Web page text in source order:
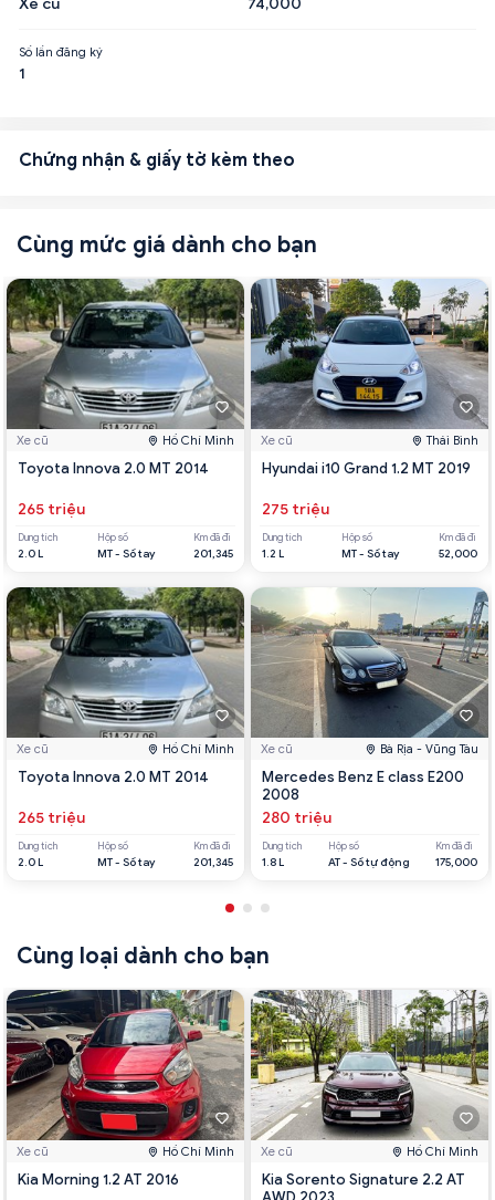
Xe cũ 74,000
Số lần đăng ký
1
Chứng nhận & giấy tờ kèm theo
Cùng mức giá dành cho bạn
Xe cũ Hồ Chí Minh
Toyota Innova 2.0 MT 2014
265 triệu
Dung tích
2.0 L
Hộp số
MT - Số tay
Km đã đi
201,345
Xe cũ Hồ Chí Minh
Toyota Innova 2.0 MT 2014
265 triệu
Dung tích
2.0 L
Hộp số
MT - Số tay
Km đã đi
201,345
Xe cũ Thái Bình
Hyundai i10 Grand 1.2 MT 2019
275 triệu
Dung tích
1.2 L
Hộp số
MT - Số tay
Km đã đi
52,000
Xe cũ Bà Rịa - Vũng Tàu
Mercedes Benz E class E200
2008
280 triệu
Dung tích
1.8 L
Hộp số
AT - Số tự động
Km đã đi
175,000
Cùng loại dành cho bạn
Xe cũ Hồ Chí Minh
Kia Morning 1.2 AT 2016
Xe cũ Hồ Chí Minh
Kia Sorento Signature 2.2 AT